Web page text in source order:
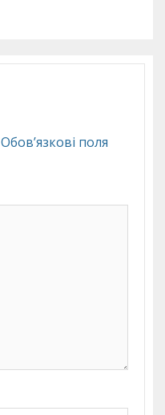
Обов’язкові поля